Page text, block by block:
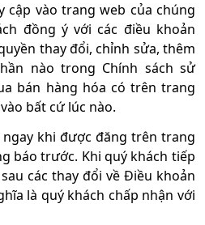
cập vào trang web của chúng
đồng ý với các điều khoản
thay đổi, chỉnh sửa, thêm
nào trong Chính sách sử
bán hàng hóa có trên trang
bất cứ lúc nào.
ngay khi được đăng trên trang
báo trước. Khi quý khách tiếp
các thay đổi về Điều khoản
là quý khách chấp nhận với